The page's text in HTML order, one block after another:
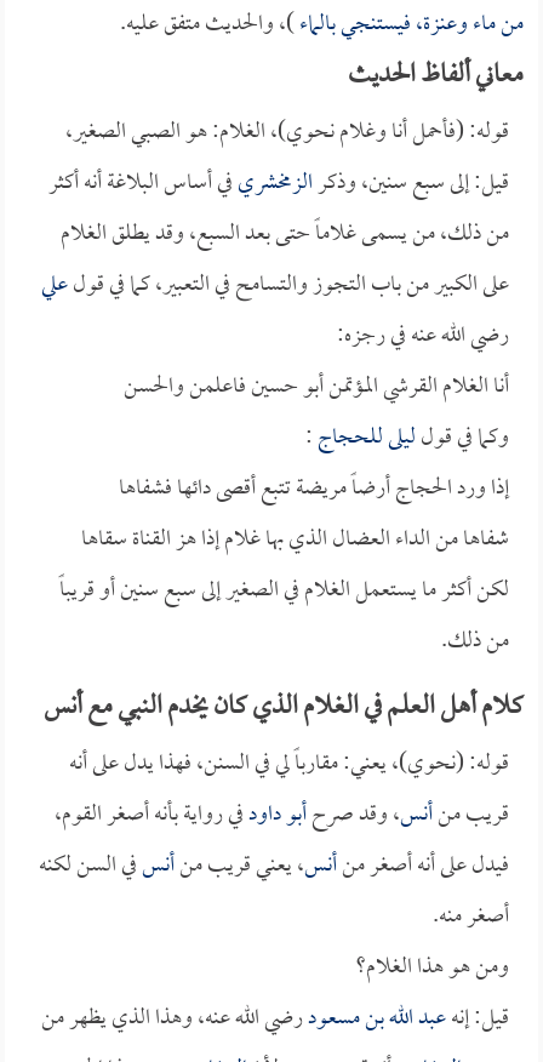
من ماء وعنزة، فيستنجي بالماء)، والحديث متفق عليه.
معاني ألفاظ الحديث
قوله: (فأحمل أنا وغلام نحوي)، الغلام: هو الصبي الصغير،
قيل: إلى سبع سنين، وذكرالزمخشريفي أساس البلاغة أنه أكثر
من ذلك، من يسمى غلاماً حتى بعد السبع، وقد يطلق الغلام
على الكبير من باب التجوز والتسامح في التعبير، كما في قولعلي
رضي الله عنه في رجزه:
أنا الغلام القرشي المؤتمن أبو حسين فاعلمن والحسن
وكما في قولليلىللحجاج:
إذا ورد الحجاج أرضاً مريضة تتبع أقصى دائها فشفاها
شفاها من الداء العضال الذي بها غلام إذا هز القناة سقاها
لكن أكثر ما يستعمل الغلام في الصغير إلى سبع سنين أو قريباً
من ذلك.
كلام أهل العلم في الغلام الذي كان يخدم النبي مع أنس
قوله: (نحوي)، يعني: مقارباً لي في السنن، فهذا يدل على أنه
قريب منأنس، وقد صرحأبو داودفي رواية بأنه أصغر القوم،
فيدل على أنه أصغر منأنس، يعني قريب منأنسفي السن لكنه
أصغر منه.
ومن هو هذا الغلام؟
قيل: إنهعبد الله بن مسعودرضي الله عنه، وهذا الذي يظهر من